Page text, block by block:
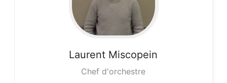
Laurent Miscopein
Chef d'orchestre